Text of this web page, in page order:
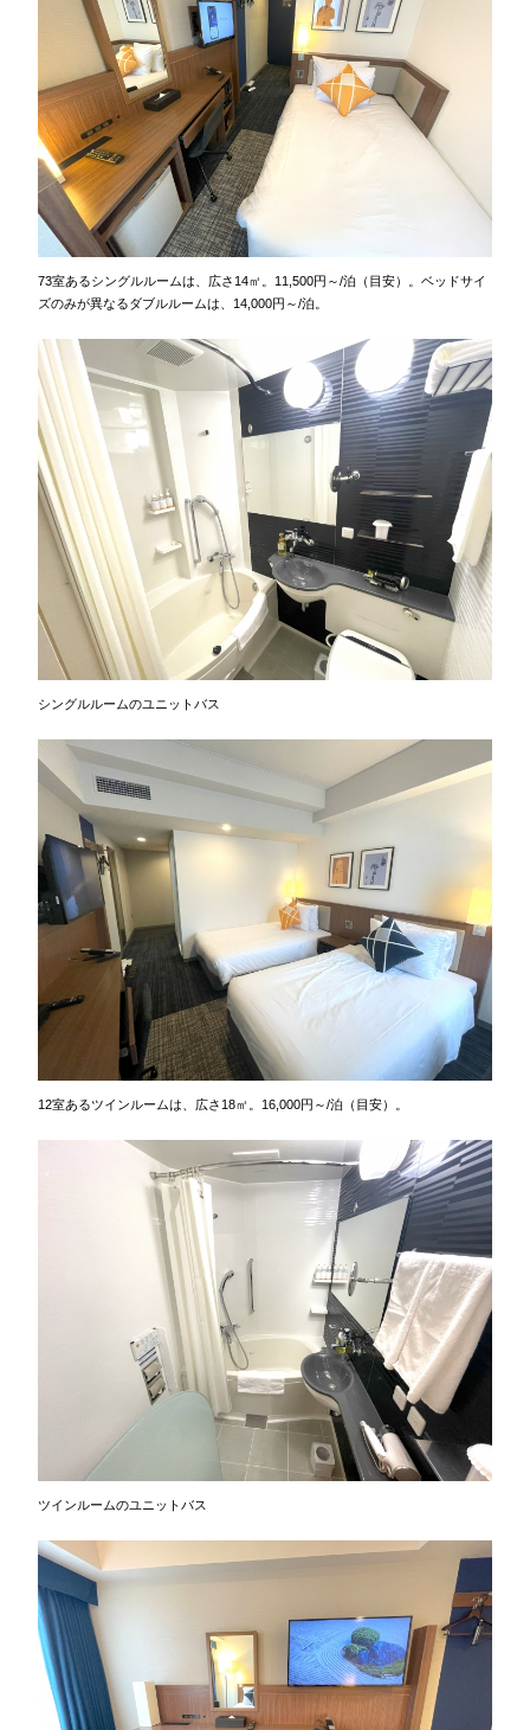
73室あるシングルルームは、広さ14㎡。11,500円～/泊（目安）。ベッドサイ
ズのみが異なるダブルルームは、14,000円～/泊。
シングルルームのユニットバス
12室あるツインルームは、広さ18㎡。16,000円～/泊（目安）。
ツインルームのユニットバス